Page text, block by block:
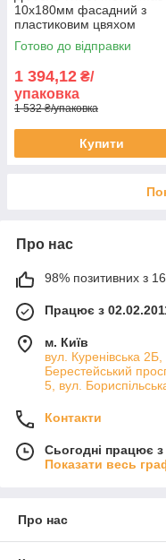
10х180мм фасадний з
пластиковим цвяхом
упаковка 200 штук
Готово до відправки
1 394,12 ₴/
упаковка
1 532 ₴/упаковка
Купити
Про нас
98% позитивних з
Працює з
м. Київ
вул. Куренівська
Берестейський
5, вул.
Контакти
Сьогодні працює
Показати весь
Про нас